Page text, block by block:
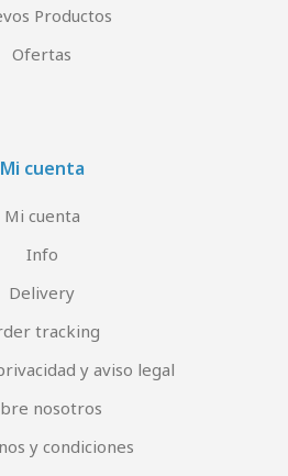
Productos
Ofertas
Mi cuenta
Mi cuenta
Info
Delivery
tracking
y aviso legal
nosotros
y condiciones